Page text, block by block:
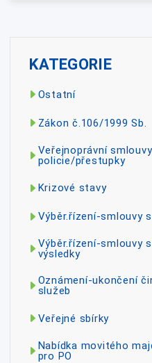
KATEGORIE
Ostatní
Zákon č.106/1999 Sb.
Veřejnoprávní
policie/přestupky
Krizové stavy
Výběr.řízení-smlouvy
Výběr.řízení-smlouvy
výsledky
Oznámení-ukončení
služeb
Veřejné sbírky
Nabídka movitého
pro PO